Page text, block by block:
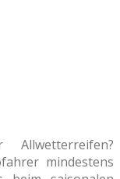
Allwetterreifen?
mindestens